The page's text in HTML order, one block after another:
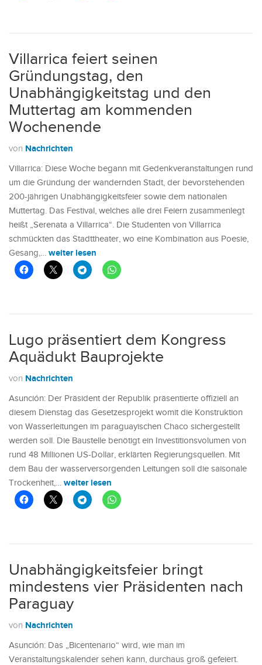
Villarrica feiert seinen
Gründungstag, den
Unabhängigkeitstag und den
Muttertag am kommenden
Wochenende
von Nachrichten
Villarrica: Diese Woche begann mit Gedenkveranstaltungen rund
um die Gründung der wandernden Stadt, der bevorstehenden
200-jährigen Unabhängigkeitsfeier sowie dem nationalen
Muttertag. Das Festival, welches alle drei Feiern zusammenlegt
heißt „Serenata a Villarrica“. Die Studenten von Villarrica
schmückten das Stadttheater, wo eine Kombination aus Poesie,
Gesang,… weiter lesen
Lugo präsentiert dem Kongress
Aquädukt Bauprojekte
von Nachrichten
Asunción: Der Präsident der Republik präsentierte offiziell an
diesem Dienstag das Gesetzesprojekt womit die Konstruktion
von Wasserleitungen im paraguayischen Chaco sichergestellt
werden soll. Die Baustelle benötigt ein Investitionsvolumen von
rund 48 Millionen US-Dollar, erklärten Regierungsquellen. Mit
dem Bau der wasserversorgenden Leitungen soll die saisonale
Trockenheit,… weiter lesen
Unabhängigkeitsfeier bringt
mindestens vier Präsidenten nach
Paraguay
von Nachrichten
Asunción: Das „Bicentenario“ wird, wie man im
Veranstaltungskalender sehen kann, durchaus groß gefeiert.